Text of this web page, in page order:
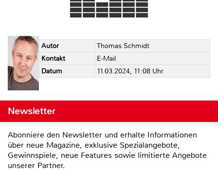
Autor
Thomas Schmidt
Kontakt
E-Mail
Datum
11.03.2024, 11:08 Uhr
Newsletter
Abonniere den Newsletter und erhalte Informationen
über neue Magazine, exklusive Spezialangebote,
Gewinnspiele, neue Features sowie limitierte Angebote
unserer Partner.